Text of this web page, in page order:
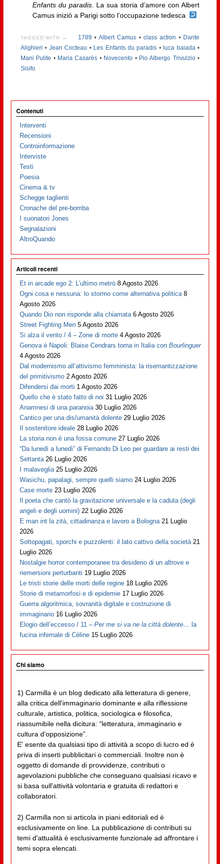
Enfants du paradis. La sua storia d’amore con Albert
Camus iniziò a Parigi sotto l’occupazione tedesca
TAGGED WITH → 1789 • Albert Camus • class action • Dante
Alighieri • Jean Cocteau • Les Enfants du paradis •luca baiada •
Mani Pulite • Maria Casarès • Novecento • Pio Albergo Trivulzio•
Sisifo
Contenuti
Interventi
Recensioni
Controinformazione
Interviste
Testi
Poesia
Cinema & tv
Schegge taglienti
Cronache del pre-bomba
I suonatori Jones
Segnalazioni
AltroQuando
Articoli recenti
Et in arcade ego 2: L’ultimo metrò 8 Agosto 2026
Ogni cosa e nessuna: lo stormo come alternativa politica 8
Agosto 2026
Quando Dio non risponde alla chiamata 6 Agosto 2026
Street Fighting Men 5 Agosto 2026
Si alza il vento / 4 – Zone di morte 4 Agosto 2026
Genova è Napoli: Blaise Cendrars torna in Italia conBourlinguer
4 Agosto 2026
Dal modernismo all’attivismo femminista: la risemantizzazione
del primitivismo 2 Agosto 2026
Difendersi dai morti 1 Agosto 2026
Quello che è stato fatto di noi 31 Luglio 2026
Anamnesi di una paranoia 30 Luglio 2026
Cantico per una dis/umanità dolente 29 Luglio 2026
Il sostenitore ideale 28 Luglio 2026
La storia non è una fossa comune 27 Luglio 2026
“Da lunedì a lunedì” di Fernando Di Leo per guardare ai resti dei
Settanta 26 Luglio 2026
I malaveglia 25 Luglio 2026
Wasichu, papalagi, sempre quelli siamo 24 Luglio 2026
Case morte 23 Luglio 2026
Il poeta che cantò la gravitazione universale e la caduta (degli
angeli e degli uomini) 22 Luglio 2026
E man int la zità, cittadinanza e lavoro a Bologna 21 Luglio
2026
Sottopagati, sporchi e puzzolenti: il lato cattivo della società 21
Luglio 2026
Nostalgie horror contemporanee tra desiderio di un altrove e
riemersioni perturbanti 19 Luglio 2026
Le tristi storie delle morti delle regine 18 Luglio 2026
Storie di metamorfosi e di epidemie 17 Luglio 2026
Guerra algoritmica, sovranità digitale e costruzione di
immaginario 16 Luglio 2026
Elogio dell’eccesso / 11 –Per me si va ne la città dolente… la
fucina infernale di Cèline 15 Luglio 2026
Chi siamo
1) Carmilla è un blog dedicato alla letteratura di genere,
alla critica dell'immaginario dominante e alla riflessione
culturale, artistica, politica, sociologica e filosofica,
riassumibile nella dicitura: “letteratura, immaginario e
cultura d'opposizione”.
E' esente da qualsiasi tipo di attività a scopo di lucro ed è
priva di inserti pubblicitari o commerciali. Inoltre non è
oggetto di domande di provvidenze, contributi o
agevolazioni pubbliche che conseguano qualsiasi ricavo e
si basa sull'attività volontaria e gratuita di redattori e
collaboratori.
2) Carmilla non si articola in piani editoriali ed è
esclusivamente on line. La pubblicazione di contributi su
temi d'attualità è esclusivamente funzionale ad affrontare i
temi sopra elencati.